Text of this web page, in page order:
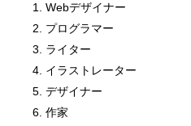
Webデザイナー
プログラマー
ライター
イラストレーター
デザイナー
作家